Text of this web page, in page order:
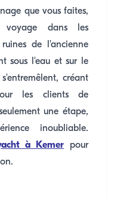
que vous faites,
voyage dans les
de l'ancienne
sous l'eau et sur le
créant
les clients de
une étape,
inoubliable.
à Kemer pour